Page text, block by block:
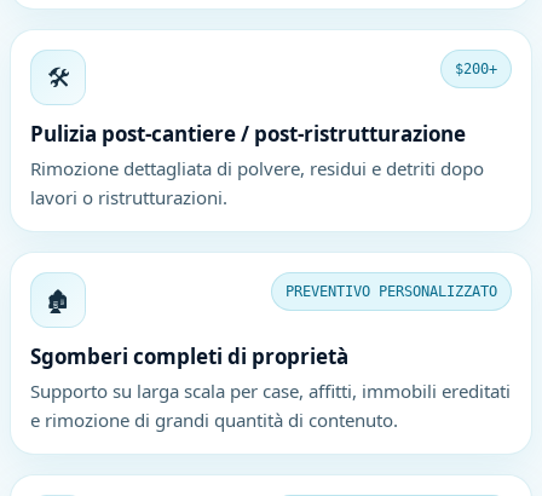
🛠️ $200+
Pulizia post-cantiere / post-ristrutturazione
Rimozione dettagliata di polvere, residui e detriti dopo
lavori o ristrutturazioni.
🏚️ PREVENTIVO PERSONALIZZATO
Sgomberi completi di proprietà
Supporto su larga scala per case, affitti, immobili ereditati
e rimozione di grandi quantità di contenuto.